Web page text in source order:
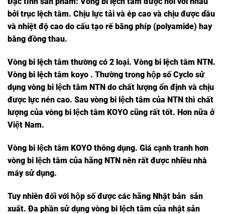
bởi trục lệch tâm. Chịu lực tải và ép cao và chịu được dầu
và nhiệt độ cao do cấu tạo rế bằng phíp (polyamide) hay
bằng đồng thau.
Vòng bi lệch tâm thường có 2 loại. Vòng bi lệch tâm NTN.
Vòng bi lệch tâm koyo . Thường trong hộp số Cyclo sử
dụng vòng bi lệch tâm NTN do chất lượng ổn định và chịu
được lực nén cao. Sau vòng bi lệch tâm của NTN thì chất
lượng của vòng bi lệch tâm KOYO cũng rất tốt. Hơn nữa ở
Việt Nam.
Vòng bi lệch tâm KOYO thông dụng. Giá cạnh tranh hơn
vòng bi lệch tâm của hãng NTN nên rất được nhiều nhà
máy sử dụng.
Tuy nhiên đối với hộp số được các hãng Nhật bản sản
xuất. Đa phần sử dụng vòng bi lệch tâm của nhật sản